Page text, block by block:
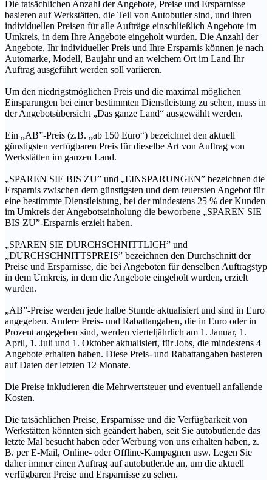
Die tatsächlichen Anzahl der Angebote, Preise und Ersparnisse
basieren auf Werkstätten, die Teil von Autobutler sind, und ihren
individuellen Preisen für alle Aufträge einschließlich Angebote im
Umkreis, in dem Ihre Angebote eingeholt wurden. Die Anzahl der
Angebote, Ihr individueller Preis und Ihre Ersparnis können je nach
Automarke, Modell, Baujahr und an welchem Ort im Land Ihr
Auftrag ausgeführt werden soll variieren.
Um den niedrigstmöglichen Preis und die maximal möglichen
Einsparungen bei einer bestimmten Dienstleistung zu sehen, muss in
der Angebotsübersicht „Das ganze Land“ ausgewählt werden.
Ein „AB”-Preis (z.B. „ab 150 Euro“) bezeichnet den aktuell
günstigsten verfügbaren Preis für dieselbe Art von Auftrag von
Werkstätten im ganzen Land.
„SPAREN SIE BIS ZU” und „EINSPARUNGEN” bezeichnen die
Ersparnis zwischen dem günstigsten und dem teuersten Angebot für
eine bestimmte Dienstleistung, bei der mindestens 25 % der Kunden
im Umkreis der Angebotseinholung die beworbene „SPAREN SIE
BIS ZU”-Ersparnis erzielt haben.
„SPAREN SIE DURCHSCHNITTLICH” und
„DURCHSCHNITTSPREIS” bezeichnen den Durchschnitt der
Preise und Ersparnisse, die bei Angeboten für denselben Auftragstyp
in dem Umkreis, in dem die Angebote eingeholt wurden, erzielt
wurden.
„AB”-Preise werden jede halbe Stunde aktualisiert und sind in Euro
angegeben. Andere Preis- und Rabattangaben, die in Euro oder in
Prozent angegeben sind, werden vierteljährlich am 1. Januar, 1.
April, 1. Juli und 1. Oktober aktualisiert, für Jobs, die mindestens 4
Angebote erhalten haben. Diese Preis- und Rabattangaben basieren
auf Daten der letzten 12 Monate.
Die Preise inkludieren die Mehrwertsteuer und eventuell anfallende
Kosten.
Die tatsächlichen Preise, Ersparnisse und die Verfügbarkeit von
Werkstätten könnten sich geändert haben, seit Sie autobutler.de das
letzte Mal besucht haben oder Werbung von uns erhalten haben, z.
B. per E-Mail, Online- oder Offline-Kampagnen usw. Legen Sie
daher immer einen Auftrag auf autobutler.de an, um die aktuell
verfügbaren Preise und Ersparnisse zu sehen.